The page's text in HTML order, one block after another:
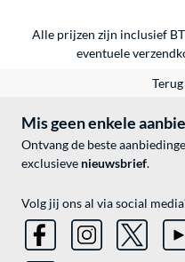
Alle prijzen zijn inclusief
eventuele
Mis geen enkele
Ontvang de beste
exclusieve nieuwsbrief.
Volg jij ons al via social